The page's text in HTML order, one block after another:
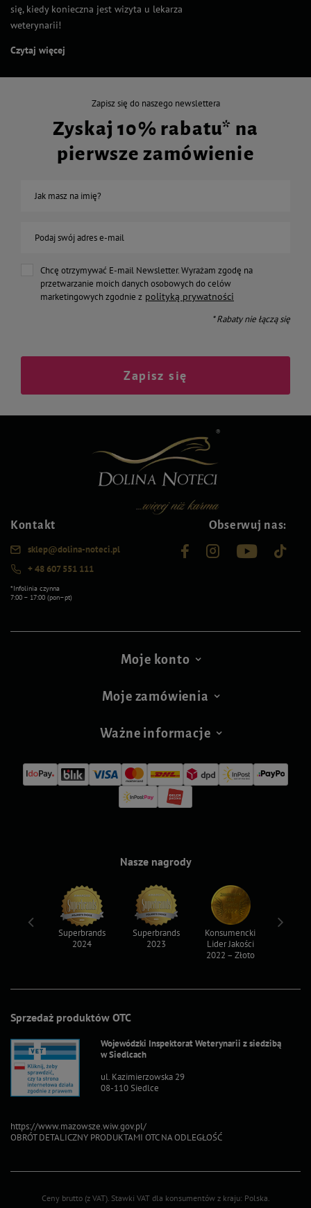
się, kiedy konieczna jest wizyta u lekarza
weterynarii!
Czytaj więcej
Zapisz się do naszego newslettera
Zyskaj 10% rabatu* na
pierwsze zamówienie
Jak masz na imię?
Podaj swój adres e-mail
Chcę otrzymywać E-mail Newsletter. Wyrażam zgodę na
przetwarzanie moich danych osobowych do celów
marketingowych zgodnie z polityką prywatności
* Rabaty nie łączą się
Zapisz się
Kontakt
sklep@dolina-noteci.pl
+ 48 607 551 111
*Infolinia czynna
7:00 – 17:00 (pon–pt)
Obserwuj nas:
Moje konto
Moje zamówienia
Ważne informacje
Sprzedaż produktów OTC
Wojewódzki Inspektorat Weterynarii z siedzibą
w Siedlcach
ul. Kazimierzowska 29
08-110 Siedlce
https://www.mazowsze.wiw.gov.pl/
OBRÓT DETALICZNY PRODUKTAMI OTC NA ODLEGŁOŚĆ
Nasze nagrody
Superbrands
2024
Superbrands
2023
Konsumencki
Lider Jakości
2022 – Złoto
Ceny brutto (z VAT). Stawki VAT dla konsumentów z kraju: Polska.